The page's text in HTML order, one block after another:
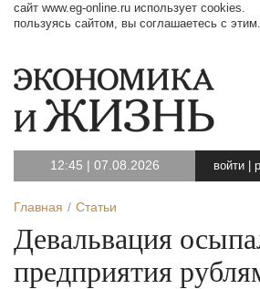
сайт www.eg-online.ru использует cookies.
пользуясь сайтом, вы соглашаетесь с этим.
12:45 | 07.08.2026 войти
Главная Статьи
Девальвация
предприятия